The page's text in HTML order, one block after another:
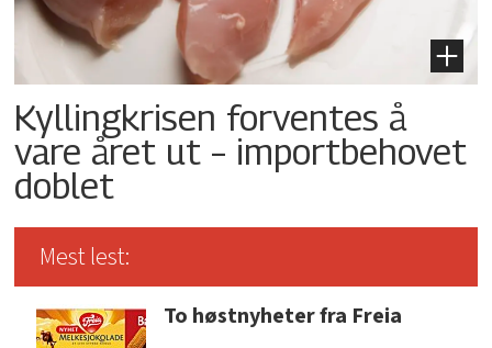
Kyllingkrisen forventes å
vare året ut – importbehovet
doblet
Mest lest:
To høstnyheter fra Freia